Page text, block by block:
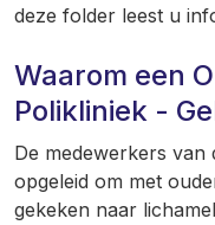
deze folder leest u
Waarom een
Polikliniek -
De medewerkers van
opgeleid om met
gekeken naar